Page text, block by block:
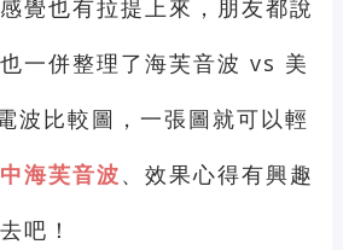
覺也有拉提上來，朋友都說
一併整理了海芙音波 vs 美
波比較圖，一張圖就可以輕
海芙音波、效果心得有興趣
吧！